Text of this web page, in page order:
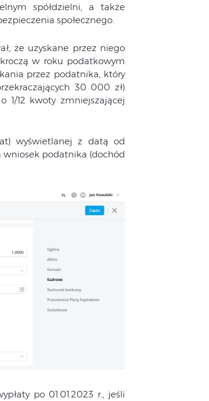
spółdzielni, a także
społecznego.
że uzyskane przez niego
w roku podatkowym
przez podatnika, który
30 000 zł)
1/12 kwoty zmniejszającej
wyświetlanej z datą od
wniosek podatnika (dochód
po 01.01.2023 r., jeśli